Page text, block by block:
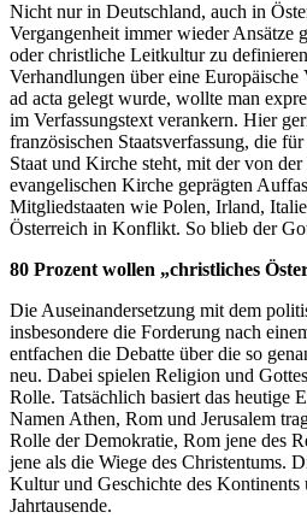
Nicht nur in Deutschland, auch in
Vergangenheit immer wieder Ansätze
oder christliche Leitkultur zu
Verhandlungen über eine
ad acta gelegt wurde, wollte man
im Verfassungstext verankern. Hier
französischen Staatsverfassung, die
Staat und Kirche steht, mit der von
evangelischen Kirche geprägten
Mitgliedstaaten wie Polen, Irland,
Österreich in Konflikt. So blieb der
80 Prozent wollen „christliches
Die Auseinandersetzung mit dem
insbesondere die Forderung nach
entfachen die Debatte über die so
neu. Dabei spielen Religion und
Rolle. Tatsächlich basiert das heutige
Namen Athen, Rom und Jerusalem
Rolle der Demokratie, Rom jene des
jene als die Wiege des Christentums.
Kultur und Geschichte des Kontinents
Jahrtausende.